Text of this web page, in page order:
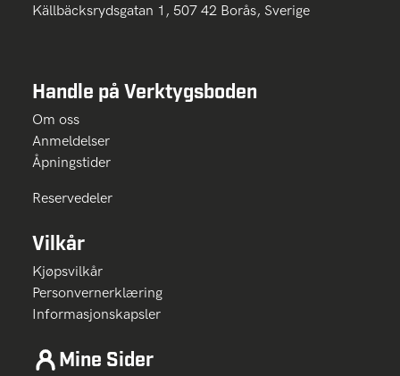
Källbäcksrydsgatan 1, 507 42 Borås, Sverige
Handle på Verktygsboden
Om oss
Anmeldelser
Åpningstider
Reservedeler
Vilkår
Kjøpsvilkår
Personvernerklæring
Informasjonskapsler
Mine Sider